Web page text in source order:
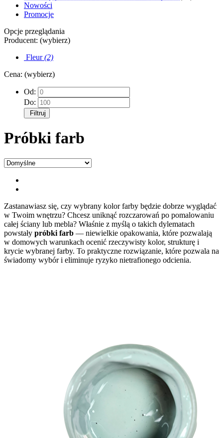
Nowości
Promocje
Opcje przeglądania
Producent: (wybierz)
Fleur (2)
Cena: (wybierz)
Od:
Do:
Filtruj
Próbki farb
Zastanawiasz się, czy wybrany kolor farby będzie dobrze wyglądać
w Twoim wnętrzu? Chcesz uniknąć rozczarowań po pomalowaniu
całej ściany lub mebla? Właśnie z myślą o takich dylematach
powstały próbki farb — niewielkie opakowania, które pozwalają
w domowych warunkach ocenić rzeczywisty kolor, strukturę i
krycie wybranej farby. To praktyczne rozwiązanie, które pozwala na
świadomy wybór i eliminuje ryzyko nietrafionego odcienia.